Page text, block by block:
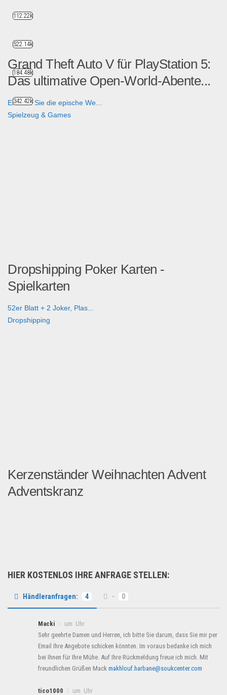
Grand Theft Auto V für PlayStation 5:
Das ultimative Open-World-Abente...
Erleben Sie die epische We...
Spielzeug & Games
Dropshipping Poker Karten -
Spielkarten
52er Blatt + 2 Joker, Plas...
Dropshipping
Kerzenständer Weihnachten Advent
Adventskranz
HIER KOSTENLOS IHRE ANFRAGE STELLEN:
Händleranfragen: 4 - 0
Macki
um Uhr
Sehr geehrte Damen und Herren, ich bitte Sie darum, dass Sie mir per
Email Ihre Angebote schicken könnten. Im voraus bedanke ich mich
bei Ihnen für Ihre Mühe. Auf Ihre Rückmeldung freue ich mich. Mit
freundlichen Grüßen Mack makhlouf.harbane@soukcenter.com
tico1000
um Uhr
112.22k
522.14k
184.48k
342.42k